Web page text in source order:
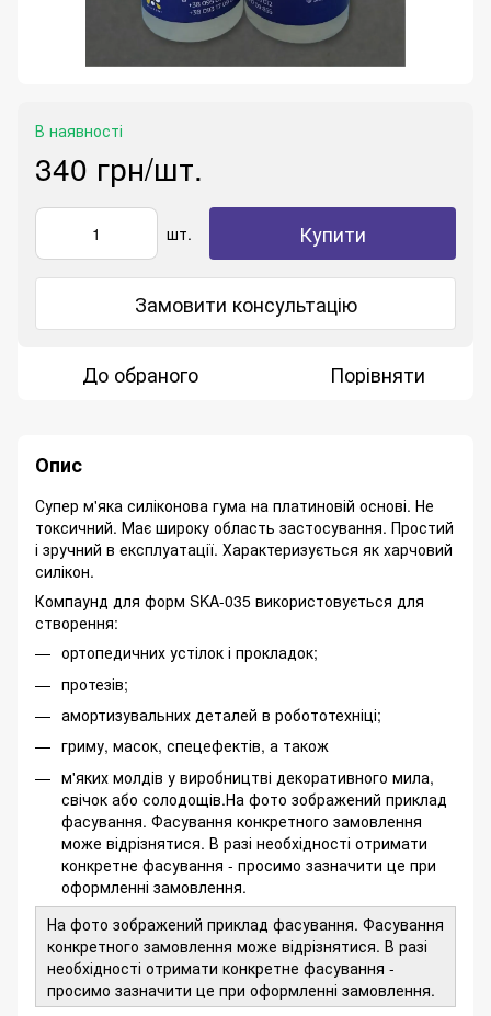
В наявності
340 грн/шт.
шт. Купити
Замовити консультацію
До обраного Порівняти
Опис
Супер м'яка силіконова гума на платиновій основі. Не
токсичний. Має широку область застосування. Простий
і зручний в експлуатації. Характеризується як харчовий
силікон.
Компаунд для форм SKA-035 використовується для
створення:
ортопедичних устілок і прокладок;
протезів;
амортизувальних деталей в робототехніці;
гриму, масок, спецефектів, а також
м'яких молдів у виробництві декоративного мила,
свічок або солодощів.На фото зображений приклад
фасування. Фасування конкретного замовлення
може відрізнятися. В разі необхідності отримати
конкретне фасування - просимо зазначити це при
оформленні замовлення.
На фото зображений приклад фасування. Фасування
конкретного замовлення може відрізнятися. В разі
необхідності отримати конкретне фасування -
просимо зазначити це при оформленні замовлення.